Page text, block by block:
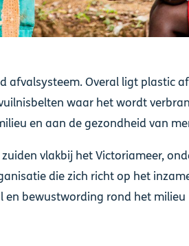
afvalsysteem. Overal ligt plastic
waar het wordt
en aan de gezondheid van
vlakbij het Victoriameer,
die zich richt op het
en bewustwording rond het milieu